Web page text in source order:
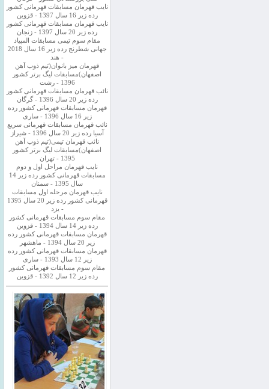
نایب قهرمان مسابقات قهرمانی کشور
رده زیر 16 سال 1397 - قزوین
نایب قهرمان مسابقات قهرمانی کشور
رده زیر 20 سال 1397 - زنجان
مقام سوم تیمی مسابقات المپیاد
جهانی شطرنج رده زیر 16 سال 2018
- هند
قهرمان میز بانوان(تیم ذوب آهن
اصفهان)مسابقات لیگ برتر کشور
1396 - رشت
نائب قهرمان مسابقات قهرمانی کشور
رده زیر 20 سال 1396 - گرگان
قهرمان مسابقات قهرمانی کشور رده
زیر 16 سال 1396 - ساری
نائب قهرمان مسابقات قهرمانی سریع
آسیا رده زیر 20 سال 1396 - شیراز
نائب قهرمان تیمی(تیم ذوب آهن
اصفهان)مسابقات لیگ برتر کشور
1395 - تهران
نایب قهرمان مراحل اول و دوم
مسابقات قهرمانی کشور رده زیر 14
سال 1395 - سمنان
نایب قهرمان مرحله اول مسابقات
قهرمانی کشور رده زیر 20 سال 1395
- یزد
مقام سوم مسابقات قهرمانی کشور
رده زیر 14 سال 1394 - قزوین
قهرمان مسابقات قهرمانی کشور رده
زیر 20 سال 1394 - ماهشهر
قهرمان مسابقات قهرمانی کشور رده
زیر 12 سال 1393 - ساری
مقام سوم مسابقات قهرمانی کشور
رده زیر 12 سال 1392 - قزوین